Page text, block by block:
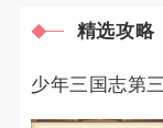
精选攻略